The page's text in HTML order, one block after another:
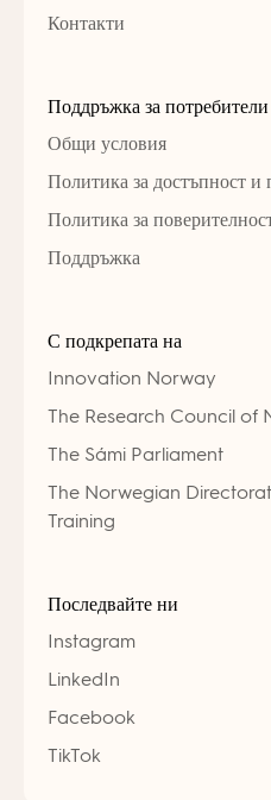
Контакти
Поддръжка за потребители
Общи условия
Политика за достъпност и
Политика за
Поддръжка
С подкрепата на
Innovation Norway
The Research Council of
The Sámi Parliament
The Norwegian
Training
Последвайте ни
Instagram
LinkedIn
Facebook
TikTok